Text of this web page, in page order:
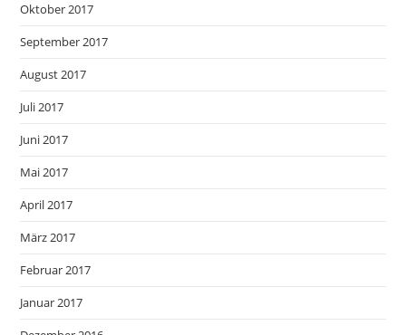
Oktober 2017
September 2017
August 2017
Juli 2017
Juni 2017
Mai 2017
April 2017
März 2017
Februar 2017
Januar 2017